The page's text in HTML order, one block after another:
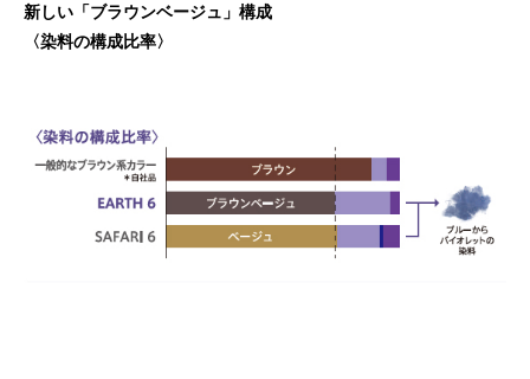
新しい「ブラウンベージュ」構成
〈染料の構成比率〉